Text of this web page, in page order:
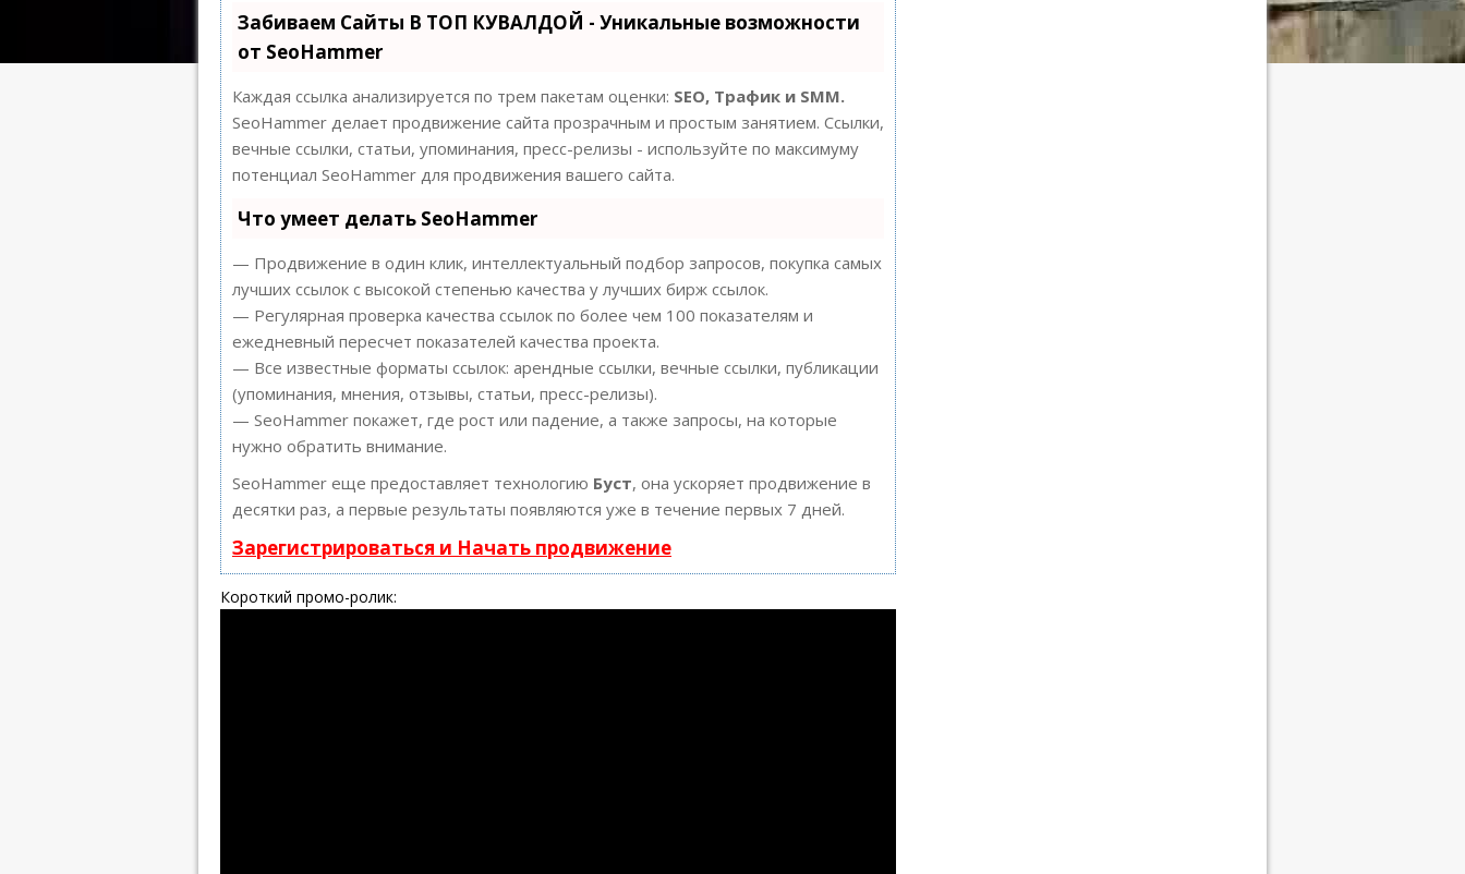
Забиваем Сайты В ТОП КУВАЛДОЙ - Уникальные возможности
от SeoHammer
Каждая ссылка анализируется по трем пакетам оценки: SEO, Трафик и SMM.
SeoHammer делает продвижение сайта прозрачным и простым занятием. Ссылки,
вечные ссылки, статьи, упоминания, пресс-релизы - используйте по максимуму
потенциал SeoHammer для продвижения вашего сайта.
Что умеет делать SeoHammer
— Продвижение в один клик, интеллектуальный подбор запросов, покупка самых
лучших ссылок с высокой степенью качества у лучших бирж ссылок.
— Регулярная проверка качества ссылок по более чем 100 показателям и
ежедневный пересчет показателей качества проекта.
— Все известные форматы ссылок: арендные ссылки, вечные ссылки, публикации
(упоминания, мнения, отзывы, статьи, пресс-релизы).
— SeoHammer покажет, где рост или падение, а также запросы, на которые
нужно обратить внимание.
SeoHammer еще предоставляет технологию Буст, она ускоряет продвижение в
десятки раз, а первые результаты появляются уже в течение первых 7 дней.
Зарегистрироваться и Начать продвижение
Короткий промо-ролик: